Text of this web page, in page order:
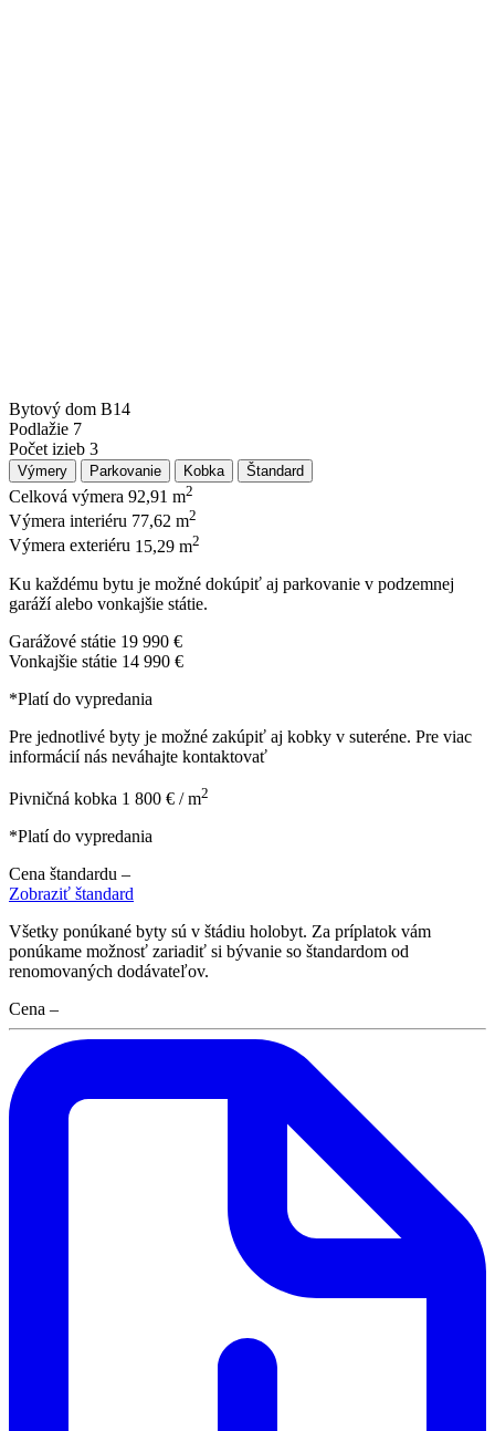
Bytový dom B14
Podlažie 7
Počet izieb 3
Výmery Parkovanie Kobka Štandard
Celková výmera 92,91 m2
Výmera interiéru 77,62 m2
Výmera exteriéru 15,29 m2
Ku každému bytu je možné dokúpiť aj parkovanie v podzemnej
garáží alebo vonkajšie státie.
Garážové státie 19 990 €
Vonkajšie státie 14 990 €
*Platí do vypredania
Pre jednotlivé byty je možné zakúpiť aj kobky v suteréne. Pre viac
informácií nás neváhajte kontaktovať
Pivničná kobka 1 800 € / m2
*Platí do vypredania
Cena štandardu –
Zobraziť štandard
Všetky ponúkané byty sú v štádiu holobyt. Za príplatok vám
ponúkame možnosť zariadiť si bývanie so štandardom od
renomovaných dodávateľov.
Cena –